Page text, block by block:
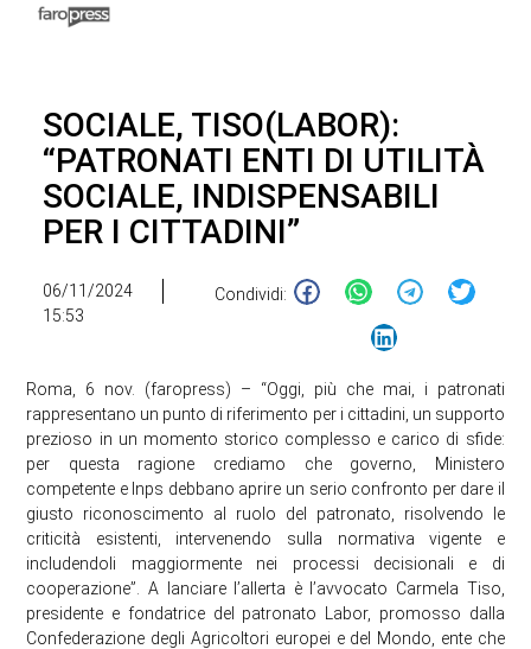
SOCIALE, TISO(LABOR):
“PATRONATI ENTI DI UTILITÀ
SOCIALE, INDISPENSABILI
PER I CITTADINI”
06/11/2024
15:53
Condividi:
Roma, 6 nov. (faropress) – “Oggi, più che mai, i patronati
rappresentano un punto di riferimento per i cittadini, un supporto
prezioso in un momento storico complesso e carico di sfide:
per questa ragione crediamo che governo, Ministero
competente e Inps debbano aprire un serio confronto per dare il
giusto riconoscimento al ruolo del patronato, risolvendo le
criticità esistenti, intervenendo sulla normativa vigente e
includendoli maggiormente nei processi decisionali e di
cooperazione”. A lanciare l’allerta è l’avvocato Carmela Tiso,
presidente e fondatrice del patronato Labor, promosso dalla
Confederazione degli Agricoltori europei e del Mondo, ente che